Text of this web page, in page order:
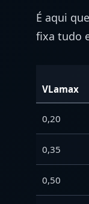
É aqui
fixa tudo
VLamax
0,20
0,35
0,50